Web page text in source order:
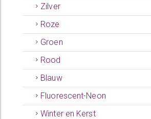
Zilver
Roze
Groen
Rood
Blauw
Fluorescent-Neon
Winter en Kerst